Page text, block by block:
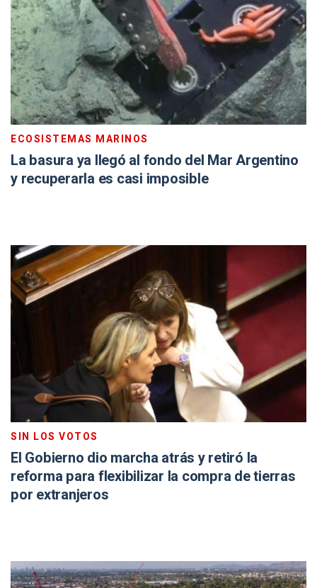
ECOSISTEMAS MARINOS
La basura ya llegó al fondo del Mar Argentino
y recuperarla es casi imposible
SIN LOS VOTOS
El Gobierno dio marcha atrás y retiró la
reforma para flexibilizar la compra de tierras
por extranjeros